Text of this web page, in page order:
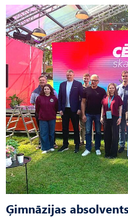
Ģimnāzijas